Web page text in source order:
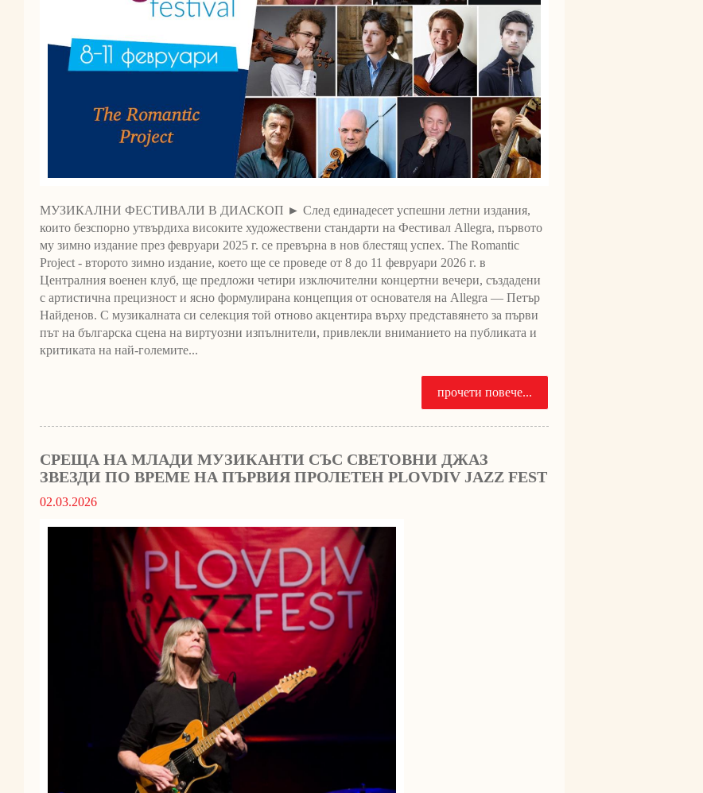
МУЗИКАЛНИ ФЕСТИВАЛИ В ДИАСКОП ► След единадесет успешни летни издания,
които безспорно утвърдиха високите художествени стандарти на Фестивал Allegra, първото
му зимно издание през февруари 2025 г. се превърна в нов блестящ успех. The Romantic
Project - второто зимно издание, което ще се проведе от 8 до 11 февруари 2026 г. в
Централния военен клуб, ще предложи четири изключителни концертни вечери, създадени
с артистична прецизност и ясно формулирана концепция от основателя на Allegra — Петър
Найденов. С музикалната си селекция той отново акцентира върху представянето за първи
път на българска сцена на виртуозни изпълнители, привлекли вниманието на публиката и
критиката на най-големите...
прочети повече...
СРЕЩА НА МЛАДИ МУЗИКАНТИ СЪС СВЕТОВНИ ДЖАЗ
ЗВЕЗДИ ПО ВРЕМЕ НА ПЪРВИЯ ПРОЛЕТЕН PLOVDIV JAZZ FEST
02.03.2026